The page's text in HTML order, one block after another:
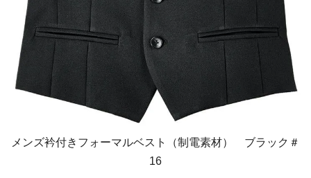
メンズ衿付きフォーマルベスト（制電素材） ブラック＃
16